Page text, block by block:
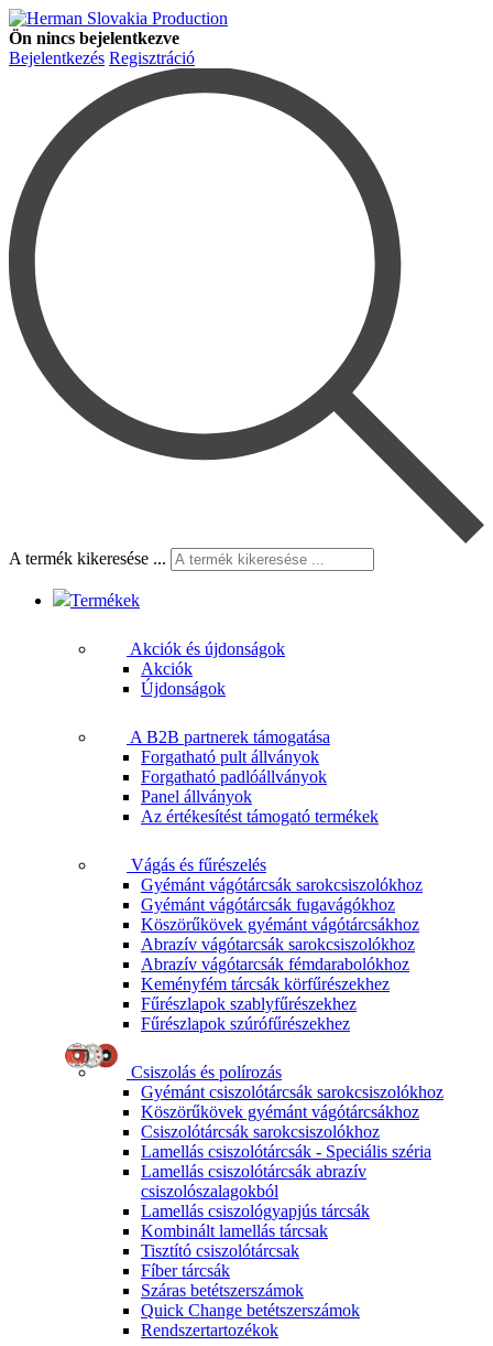
Ön nincs bejelentkezve
Bejelentkezés Regisztráció
A termék kikeresése ...
Termékek
Akciók és újdonságok
Akciók
Újdonságok
A B2B partnerek támogatása
Forgatható pult állványok
Forgatható padlóállványok
Panel állványok
Az értékesítést támogató termékek
Vágás és fűrészelés
Gyémánt vágótárcsák sarokcsiszolókhoz
Gyémánt vágótárcsák fugavágókhoz
Köszörűkövek gyémánt vágótárcsákhoz
Abrazív vágótarcsák sarokcsiszolókhoz
Abrazív vágótarcsák fémdarabolókhoz
Keményfém tárcsák körfűrészekhez
Fűrészlapok szablyfűrészekhez
Fűrészlapok szúrófűrészekhez
Csiszolás és polírozás
Gyémánt csiszolótárcsák sarokcsiszolókhoz
Köszörűkövek gyémánt vágótárcsákhoz
Csiszolótárcsák sarokcsiszolókhoz
Lamellás csiszolótárcsák - Speciális széria
Lamellás csiszolótárcsák abrazív
csiszolószalagokból
Lamellás csiszológyapjús tárcsák
Kombinált lamellás tárcsak
Tisztító csiszolótárcsak
Fíber tárcsák
Száras betétszerszámok
Quick Change betétszerszámok
Rendszertartozékok